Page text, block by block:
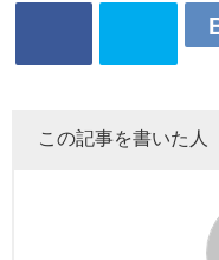
この記事を書いた人